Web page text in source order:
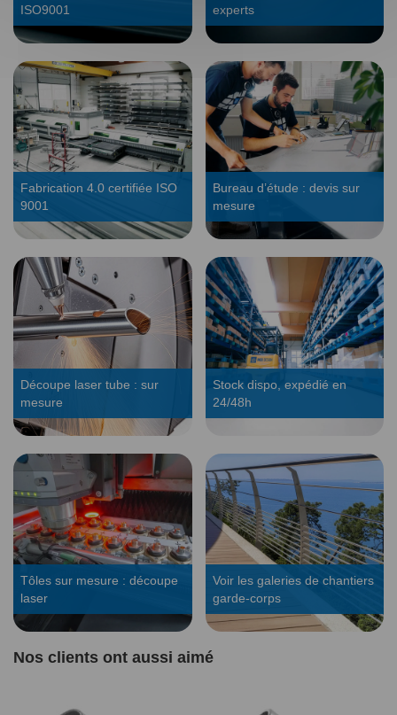
ISO9001
experts
Fabrication 4.0 certifiée ISO
9001
Bureau d’étude : devis sur
mesure
Découpe laser tube : sur
mesure
Stock dispo, expédié en
24/48h
Tôles sur mesure : découpe
laser
Voir les galeries de chantiers
garde-corps
Nos clients ont aussi aimé